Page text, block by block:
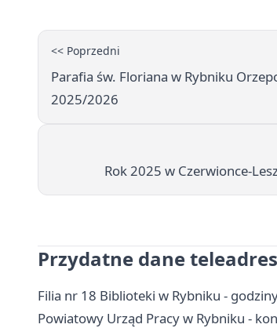
<< Poprzedni
Parafia św. Floriana w Rybniku
2025/2026
Rok 2025 w Czerwionce-
Przydatne dane
Filia nr 18 Biblioteki w Rybniku -
Powiatowy Urząd Pracy w Rybniku -